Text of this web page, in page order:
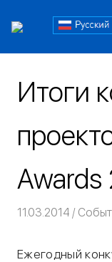
содержимому
Блог
Итоги
Awards
11.03.2014
Ежегодный